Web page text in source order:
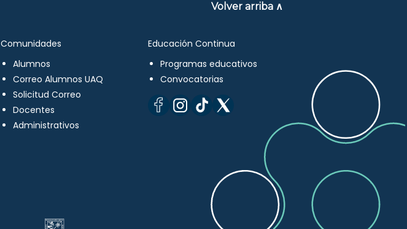
Volver arriba ∧
Comunidades
Alumnos
Correo Alumnos UAQ
Solicitud Correo
Docentes
Administrativos
Educación Continua
Programas educativos
Convocatorias